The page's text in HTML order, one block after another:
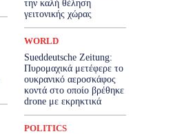
την καλή θέληση
γειτονικής χώρας
WORLD
Sueddeutsche Zeitung:
Πυρομαχικά μετέφερε το
ουκρανικό αεροσκάφος
κοντά στο οποίο βρέθηκε
drone με εκρηκτικά
POLITICS